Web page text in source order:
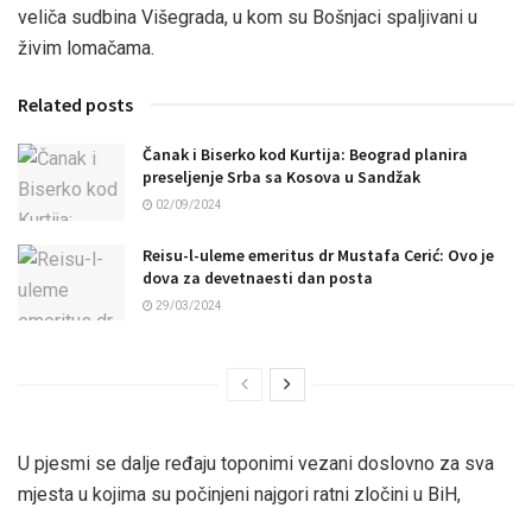
veliča sudbina Višegrada, u kom su Bošnjaci spaljivani u
živim lomačama.
Related posts
Čanak i Biserko kod Kurtija: Beograd planira
preseljenje Srba sa Kosova u Sandžak
02/09/2024
Reisu-l-uleme emeritus dr Mustafa Cerić: Ovo je
dova za devetnaesti dan posta
29/03/2024
U pjesmi se dalje ređaju toponimi vezani doslovno za sva
mjesta u kojima su počinjeni najgori ratni zločini u BiH,